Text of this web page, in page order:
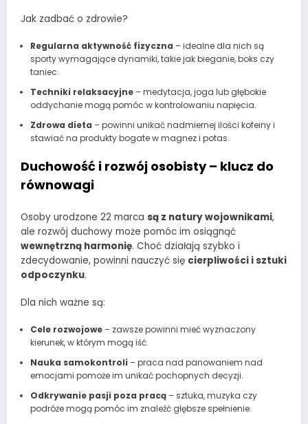
Jak zadbać o zdrowie?
Regularna aktywność fizyczna – idealne dla nich są
sporty wymagające dynamiki, takie jak bieganie, boks czy
taniec.
Techniki relaksacyjne– medytacja, joga lub głębokie
oddychanie mogą pomóc w kontrolowaniu napięcia.
Zdrowa dieta – powinni unikać nadmiernej ilości kofeiny i
stawiać na produkty bogate w magnez i potas.
Duchowość i rozwój osobisty – klucz do
równowagi
Osoby urodzone 22 marca są z natury wojownikami,
ale rozwój duchowy może pomóc im osiągnąć
wewnętrzną harmonię. Choć działają szybko i
zdecydowanie, powinni nauczyć się cierpliwości i sztuki
odpoczynku.
Dla nich ważne są:
Cele rozwojowe– zawsze powinni mieć wyznaczony
kierunek, w którym mogą iść.
Nauka samokontroli – praca nad panowaniem nad
emocjami pomoże im unikać pochopnych decyzji.
Odkrywanie pasji poza pracą– sztuka, muzyka czy
podróże mogą pomóc im znaleźć głębsze spełnienie.